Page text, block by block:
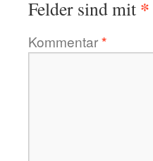
Felder sind mit *
Kommentar*